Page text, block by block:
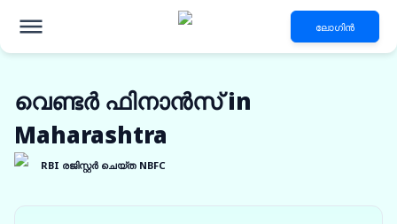
ലോഗിൻ
വെണ്ടർ ഫിനാൻസ് in
Maharashtra
RBI രജിസ്റ്റർ ചെയ്ത NBFC